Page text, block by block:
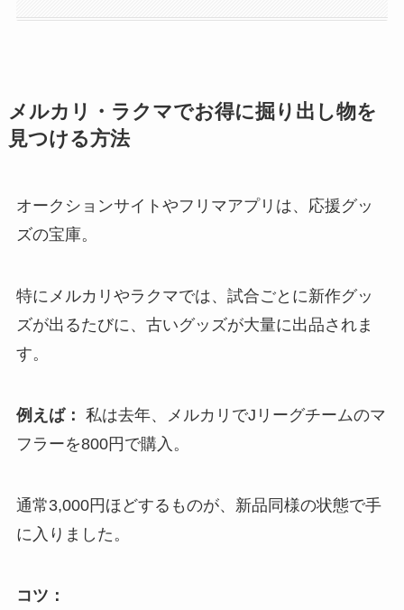
メルカリ・ラクマでお得に掘り出し物を
見つける方法
オークションサイトやフリマアプリは、応援グッ
ズの宝庫。
特にメルカリやラクマでは、試合ごとに新作グッ
ズが出るたびに、古いグッズが大量に出品されま
す。
例えば： 私は去年、メルカリでJリーグチームのマ
フラーを800円で購入。
通常3,000円ほどするものが、新品同様の状態で手
に入りました。
コツ：